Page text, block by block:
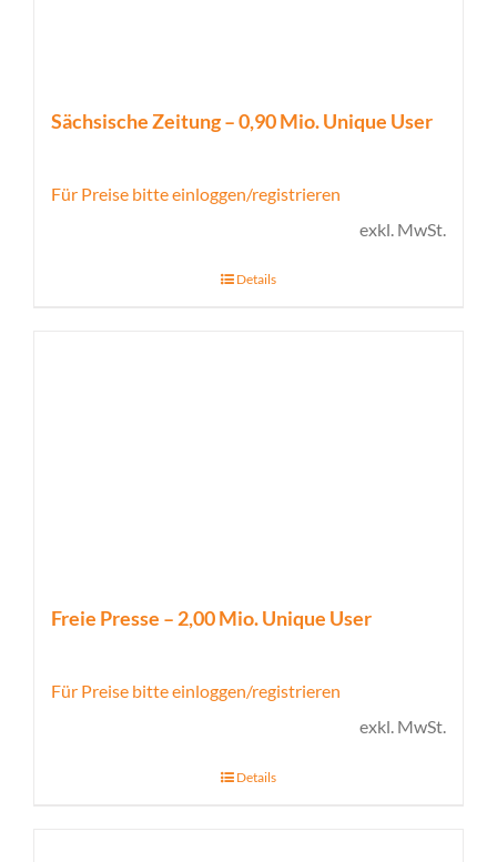
Sächsische Zeitung – 0,90 Mio. Unique User
Für Preise bitte einloggen/registrieren
exkl. MwSt.
Details
Freie Presse – 2,00 Mio. Unique User
Für Preise bitte einloggen/registrieren
exkl. MwSt.
Details